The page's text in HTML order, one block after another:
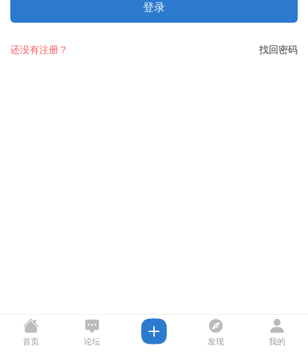
登录
找回密码
还没有注册？
首页 论坛 发现 我的